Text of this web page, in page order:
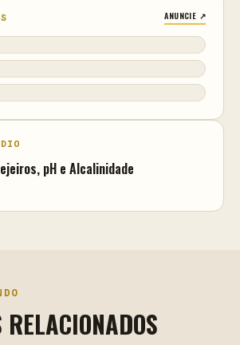
ANUNCIE ↗
pH e Alcalinidade